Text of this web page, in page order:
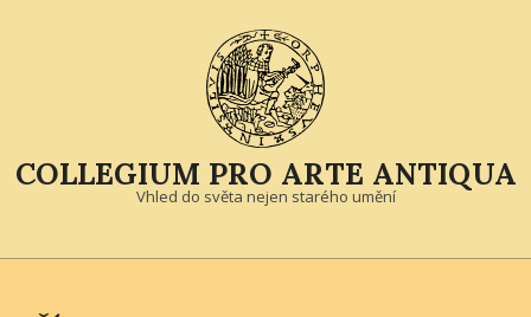
COLLEGIUM PRO ARTE ANTIQUA
Vhled do světa nejen starého umění
Primary